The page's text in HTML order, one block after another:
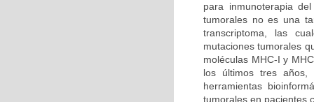
para inmunoterapia
tumorales no es una
transcriptoma, las
mutaciones tumorales
moléculas MHC-I y
los últimos tres años,
herramientas
tumorales en pacientes